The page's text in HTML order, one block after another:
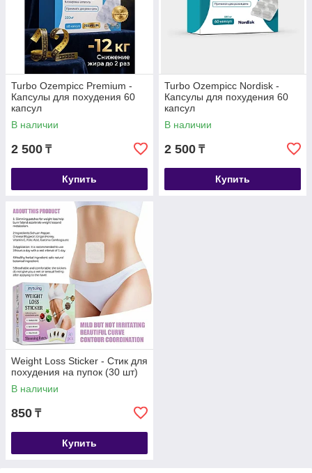
Turbo Ozempicс Premium -
Капсулы для похудения 60
капсул
В наличии
2 500 ₸
Купить
Turbo Ozempicc Nordisk -
Капсулы для похудения 60
капсул
В наличии
2 500 ₸
Купить
Weight Loss Sticker - Стик для
похудения на пупок (30 шт)
В наличии
850 ₸
Купить